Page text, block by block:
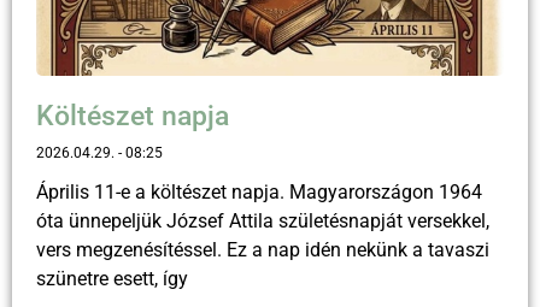
Költészet napja
2026.04.29. 08:25
Április 11-e a költészet napja. Magyarországon 1964
óta ünnepeljük József Attila születésnapját versekkel,
vers megzenésítéssel. Ez a nap idén nekünk a tavaszi
szünetre esett, így